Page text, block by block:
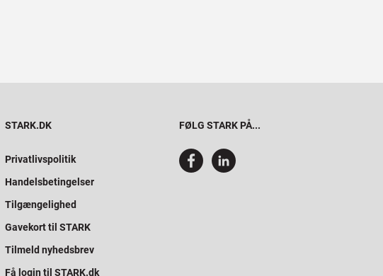
STARK.DK
Privatlivspolitik
Handelsbetingelser
Tilgængelighed
Gavekort til STARK
Tilmeld nyhedsbrev
Få login til STARK.dk
FØLG STARK PÅ...